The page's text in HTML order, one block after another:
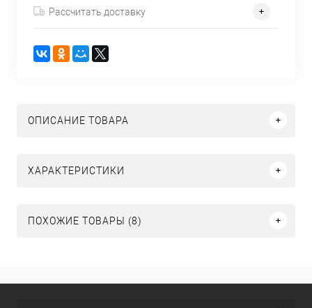
Рассчитать доставку
ОПИСАНИЕ ТОВАРА
ХАРАКТЕРИСТИКИ
ПОХОЖИЕ ТОВАРЫ (8)